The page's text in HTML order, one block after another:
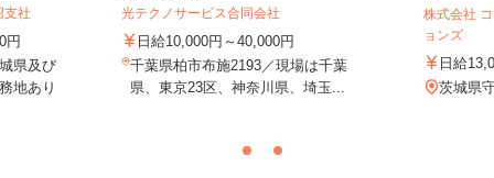
社
円
県及び
地あり
光テクノサービス合同会社
日給10,000円～40,000円
千葉県柏市布施2193／現場は千葉
県、東京23区、神奈川県、埼玉...
株式会社
ョンズ
日給
茨城県